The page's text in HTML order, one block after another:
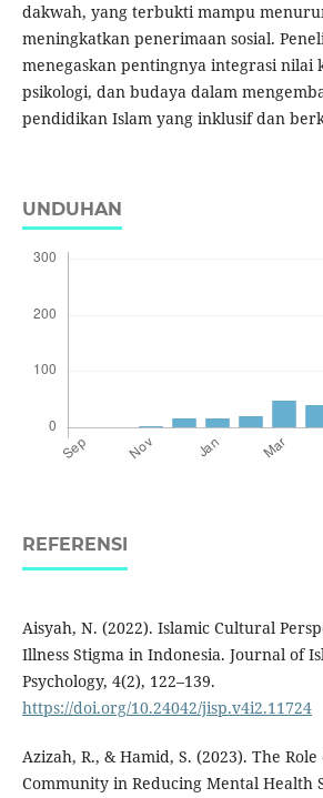
dakwah, yang terbukti mampu
meningkatkan penerimaan sosial.
menegaskan pentingnya integrasi nilai
psikologi, dan budaya dalam
pendidikan Islam yang inklusif dan
UNDUHAN
REFERENSI
Aisyah, N. (2022). Islamic Cultural
Illness Stigma in Indonesia. Journal of
Psychology, 4(2), 122–139.
https://doi.org/10.24042/jisp.v4i2.11724
Azizah, R., & Hamid, S. (2023). The
Community in Reducing Mental Health